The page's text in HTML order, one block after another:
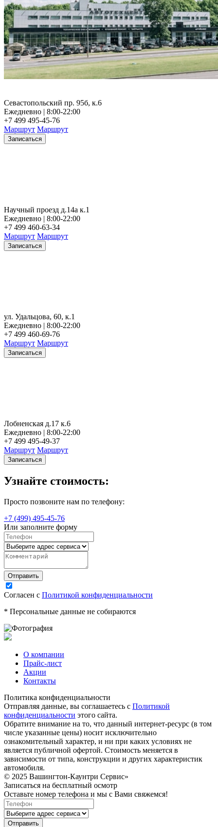
Севастопольский пр. 95б, к.6
Ежедневно | 8:00-22:00
+7 499 495-45-76
Маршрут Маршрут
Записаться
Научный проезд д.14а к.1
Ежедневно | 8:00-22:00
+7 499 460-63-34
Маршрут Маршрут
Записаться
ул. Удальцова, 60, к.1
Ежедневно | 8:00-22:00
+7 499 460-69-76
Маршрут Маршрут
Записаться
Лобненская д.17 к.6
Ежедневно | 8:00-22:00
+7 499 495-49-37
Маршрут Маршрут
Записаться
Узнайте стоимость:
Просто позвоните нам по телефону:
+7 (499) 495-45-76
Или заполните форму
Согласен с Политикой конфиденциальности
* Персональные данные не собираются
О компании
Прайс-лист
Акции
Контакты
Политика конфиденциальности
Отправляя данные, вы соглашаетесь с Политикой
конфиденциальности этого сайта.
Обратите внимание на то, что данный интернет-ресурс (в том
числе указанные цены) носит исключительно
ознакомительный характер, и ни при каких условиях не
является публичной офертой. Стоимость меняется в
зависимости от типа, конструкции и других характеристик
автомобиля.
© 2025 Вашингтон-Каунтри Сервис»
Записаться на бесплатный осмотр
Оставьте номер телефона и мы с Вами свяжемся!